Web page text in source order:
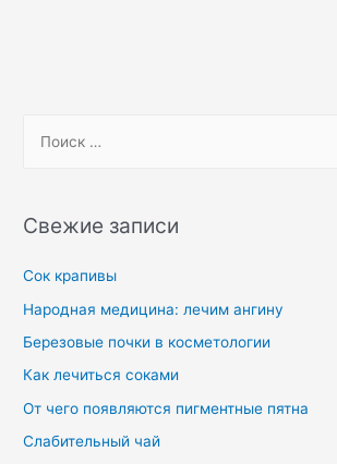
Свежие записи
Сок крапивы
Народная медицина: лечим ангину
Березовые почки в косметологии
Как лечиться соками
От чего появляются пигментные пятна
Слабительный чай